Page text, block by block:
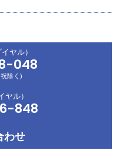
ヤル）
048
除く)
ヤル）
848
わせ